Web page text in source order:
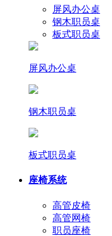
屏风办公桌
钢木职员桌
板式职员桌
屏风办公桌
钢木职员桌
板式职员桌
座椅系统
高管皮椅
高管网椅
职员座椅